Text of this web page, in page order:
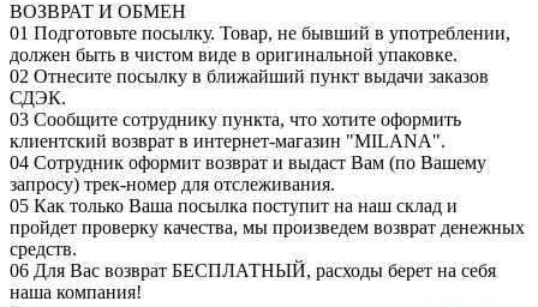
ВОЗВРАТ И ОБМЕН
01 Подготовьте посылку. Товар, не бывший в употреблении,
должен быть в чистом виде в оригинальной упаковке.
02 Отнесите посылку в ближайший пункт выдачи заказов
СДЭК.
03 Сообщите сотруднику пункта, что хотите оформить
клиентский возврат в интернет-магазин "MILANA".
04 Сотрудник оформит возврат и выдаст Вам (по Вашему
запросу) трек-номер для отслеживания.
05 Как только Ваша посылка поступит на наш склад и
пройдет проверку качества, мы произведем возврат денежных
средств.
06 Для Вас возврат БЕСПЛАТНЫЙ, расходы берет на себя
наша компания!